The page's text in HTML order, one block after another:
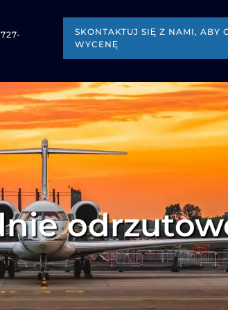
SKONTAKTUJ SIĘ Z NAMI, ABY
WYCENĘ